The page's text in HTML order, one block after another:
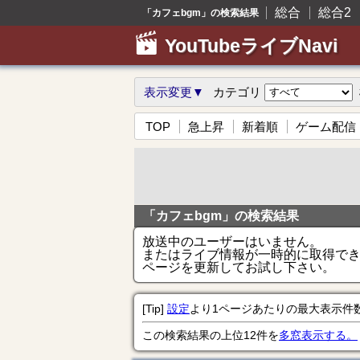
「カフェbgm」の検索結果 総合 総合2
YouTubeライブNavi
表示変更▼ カテゴリ
TOP 急上昇 新着順 ゲーム配信
「カフェbgm」の検索結果
放送中のユーザーはいません。
またはライブ情報が一時的に取得で
ページを更新してお試し下さい。
[Tip] 設定より1ページあたりの最大表示件
この検索結果の上位12件を多窓表示する。